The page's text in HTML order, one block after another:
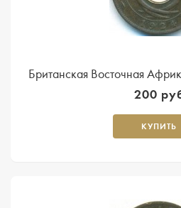
Британская Восточная
200
КУПИТЬ